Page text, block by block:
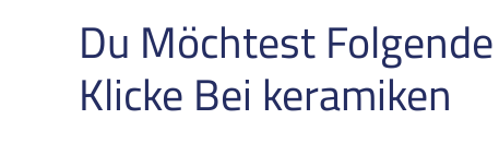
Du Möchtest
Klicke Bei keramiken